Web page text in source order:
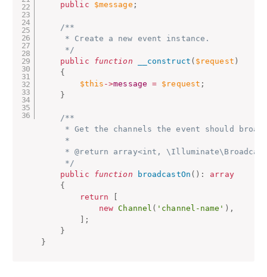
public $message ;
/**
     * Create a new event instance.
     */
public
function __construct ( $request )
{
$this ->message = $request ;
}
/**
* Get the channels the event should
     *
* @return array<int,
     */
public
function broadcastOn ( ) :
array
{
return
new Channel ( 'channel-name' ) ,
;
}
}